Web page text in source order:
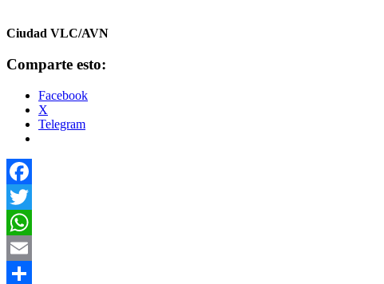
Ciudad VLC/AVN
Comparte esto:
Facebook
X
Telegram
Facebook
Twitter
WhatsApp
Email